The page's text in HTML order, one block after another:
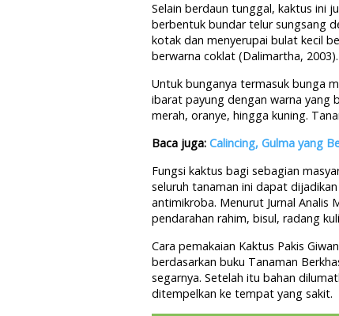
Selain berdaun tunggal, kaktus ini
berbentuk bundar telur sungsang
kotak dan menyerupai bulat kecil
berwarna coklat (Dalimartha, 2003).
Untuk bunganya termasuk bunga
ibarat payung dengan warna yang
merah, oranye, hingga kuning.
Baca juga: Calincing, Gulma yang
Fungsi kaktus bagi sebagian
seluruh tanaman ini dapat
antimikroba. Menurut Jurnal Analis
pendarahan rahim, bisul, radang
Cara pemakaian Kaktus Pakis
berdasarkan buku Tanaman
segarnya. Setelah itu bahan
ditempelkan ke tempat yang sakit.